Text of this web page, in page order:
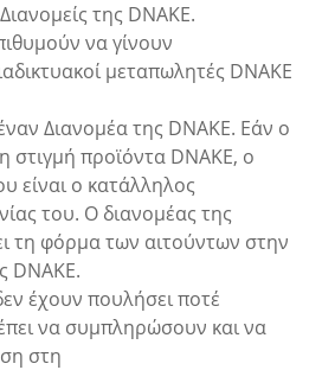
της DNAKE.
να γίνουν
μεταπωλητές DNAKE
Διανομέα της DNAKE. Εάν ο
στιγμή προϊόντα DNAKE, ο
είναι ο κατάλληλος
του. Ο διανομέας της
τη φόρμα των αιτούντων στην
DNAKE.
έχουν πουλήσει ποτέ
να συμπληρώσουν και να
στη